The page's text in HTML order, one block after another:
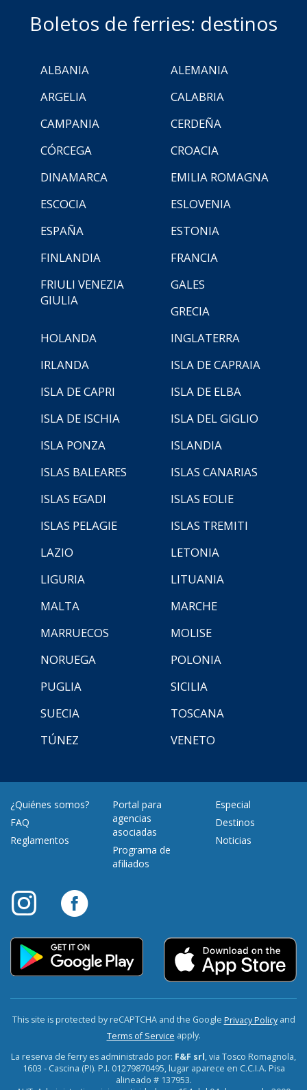
Boletos de ferries: destinos
ALBANIA
ALEMANIA
ARGELIA
CALABRIA
CAMPANIA
CERDEÑA
CÓRCEGA
CROACIA
DINAMARCA
EMILIA ROMAGNA
ESCOCIA
ESLOVENIA
ESPAÑA
ESTONIA
FINLANDIA
FRANCIA
FRIULI VENEZIA
GIULIA
GALES
GRECIA
HOLANDA
INGLATERRA
IRLANDA
ISLA DE CAPRAIA
ISLA DE CAPRI
ISLA DE ELBA
ISLA DE ISCHIA
ISLA DEL GIGLIO
ISLA PONZA
ISLANDIA
ISLAS BALEARES
ISLAS CANARIAS
ISLAS EGADI
ISLAS EOLIE
ISLAS PELAGIE
ISLAS TREMITI
LAZIO
LETONIA
LIGURIA
LITUANIA
MALTA
MARCHE
MARRUECOS
MOLISE
NORUEGA
POLONIA
PUGLIA
SICILIA
SUECIA
TOSCANA
TÚNEZ
VENETO
¿Quiénes somos?
FAQ
Reglamentos
Portal para
agencias
asociadas
Programa de
afiliados
Especial
Destinos
Noticias
This site is protected by reCAPTCHA and the Google Privacy Policyand
Terms of Service apply.
La reserva de ferry es administrado por: F&F srl, via Tosco Romagnola,
1603 - Cascina (PI). P.I. 01279870495, lugar aparece en C.C.I.A. Pisa
alineado # 137953.